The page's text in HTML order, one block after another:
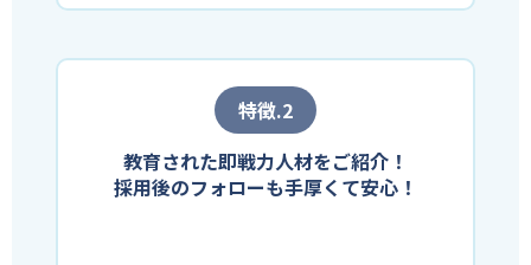
特徴.2
教育された即戦力人材をご紹介！
採用後のフォローも手厚くて安心！